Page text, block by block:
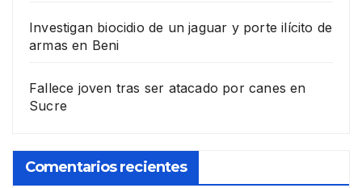
Investigan biocidio de un jaguar y porte ilícito de
armas en Beni
Fallece joven tras ser atacado por canes en
Sucre
Comentarios recientes